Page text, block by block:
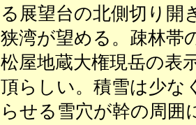
る展望台の北側切り開
狭湾が望める。疎林帯
松屋地蔵大権現岳の表
頂らしい。積雪は少な
らせる雪穴が幹の周囲